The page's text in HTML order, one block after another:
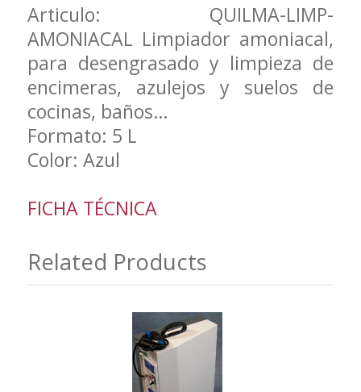
Articulo: QUILMA-LIMP-
AMONIACAL Limpiador amoniacal,
para desengrasado y limpieza de
encimeras, azulejos y suelos de
cocinas, baños…
Formato: 5 L
Color: Azul
FICHA TÉCNICA
Related Products